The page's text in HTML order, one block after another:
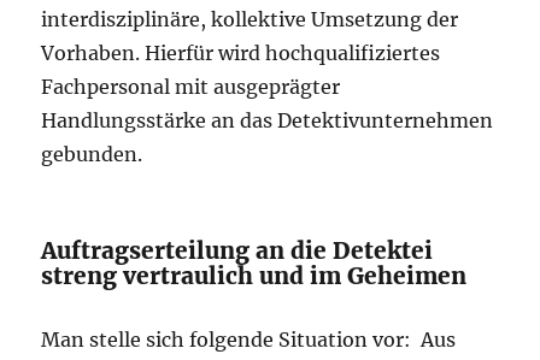
interdisziplinäre, kollektive Umsetzung der
Vorhaben. Hierfür wird hochqualifiziertes
Fachpersonal mit ausgeprägter
Handlungsstärke an das Detektivunternehmen
gebunden.
Auftragserteilung an die Detektei
streng vertraulich und im Geheimen
Man stelle sich folgende Situation vor: Aus